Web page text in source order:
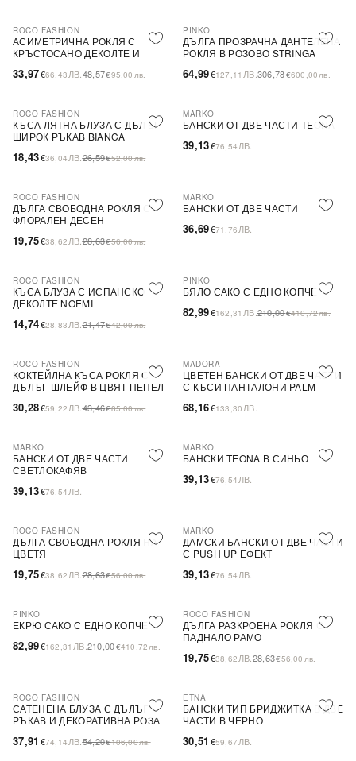
-30%
ROCO FASHION
АСИМЕТРИЧНА РОКЛЯ С
КРЪСТОСАНО ДЕКОЛТЕ И
33,97€66,43 ЛВ.48,57€95,00лв.
-79%
PINKO
ДЪЛГА ПРОЗРАЧНА ДАНТЕЛЕНА
РОКЛЯ В РОЗОВО STRINGA
64,99€127,11 ЛВ.306,78€600,00лв.
-31%
ROCO FASHION
КЪСА ЛЯТНА БЛУЗА С ДЪЛЪГ
ШИРОК РЪКАВ BIANCA
18,43€36,04 ЛВ.26,59€52,00лв.
MARKO
БАНСКИ ОТ ДВЕ ЧАСТИ TEONA
39,13€76,54 ЛВ.
-31%
ROCO FASHION
ДЪЛГА СВОБОДНА РОКЛЯ С
ФЛОРАЛЕН ДЕСЕН
19,75€38,62 ЛВ.28,63€56,00лв.
MARKO
БАНСКИ ОТ ДВЕ ЧАСТИ
36,69€71,76 ЛВ.
-31%
ROCO FASHION
КЪСА БЛУЗА С ИСПАНСКО
ДЕКОЛТЕ NOEMI
14,74€28,83 ЛВ.21,47€42,00лв.
-60%
PINKO
БЯЛО САКО С ЕДНО КОПЧЕ
82,99€162,31 ЛВ.210,00€410,72лв.
-30%
ROCO FASHION
КОКТЕЙЛНА КЪСА РОКЛЯ С
ДЪЛЪГ ШЛЕЙФ В ЦВЯТ ПЕПЕЛ
30,28€59,22 ЛВ.43,46€85,00лв.
MADORA
ЦВЕТЕН БАНСКИ ОТ ДВЕ ЧАСТИ
С КЪСИ ПАНТАЛОНИ PALM
68,16€133,30 ЛВ.
MARKO
БАНСКИ ОТ ДВЕ ЧАСТИ
СВЕТЛОКАФЯВ
39,13€76,54 ЛВ.
MARKO
БАНСКИ TEONA В СИНЬО
39,13€76,54 ЛВ.
-31%
ROCO FASHION
ДЪЛГА СВОБОДНА РОКЛЯ НА
ЦВЕТЯ
19,75€38,62 ЛВ.28,63€56,00лв.
MARKO
ДАМСКИ БАНСКИ ОТ ДВЕ ЧАСТИ
С PUSH UP ЕФЕКТ
39,13€76,54 ЛВ.
-60%
PINKO
ЕКРЮ САКО С ЕДНО КОПЧЕ
82,99€162,31 ЛВ.210,00€410,72лв.
-31%
ROCO FASHION
ДЪЛГА РАЗКРОЕНА РОКЛЯ С
ПАДНАЛО РАМО
19,75€38,62 ЛВ.28,63€56,00лв.
-30%
ROCO FASHION
САТЕНЕНА БЛУЗА С ДЪЛЪГ
РЪКАВ И ДЕКОРАТИВНА РОЗА
37,91 €74,14 ЛВ.54,20€106,00лв.
ETNA
БАНСКИ ТИП БРИДЖИТКА В ДВЕ
ЧАСТИ В ЧЕРНО
30,51 €59,67 ЛВ.